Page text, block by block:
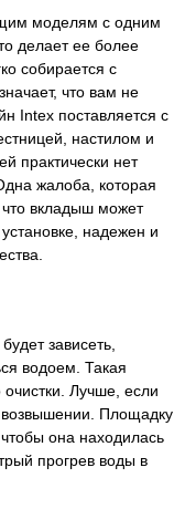
моделям с одним
делает ее более
собирается с
что вам не
Intex поставляется с
настилом и
практически нет
жалоба, которая
что вкладыш может
надежен и
зависеть,
водоем. Такая
очистки. Лучше, если
Площадку
она находилась
прогрев воды в